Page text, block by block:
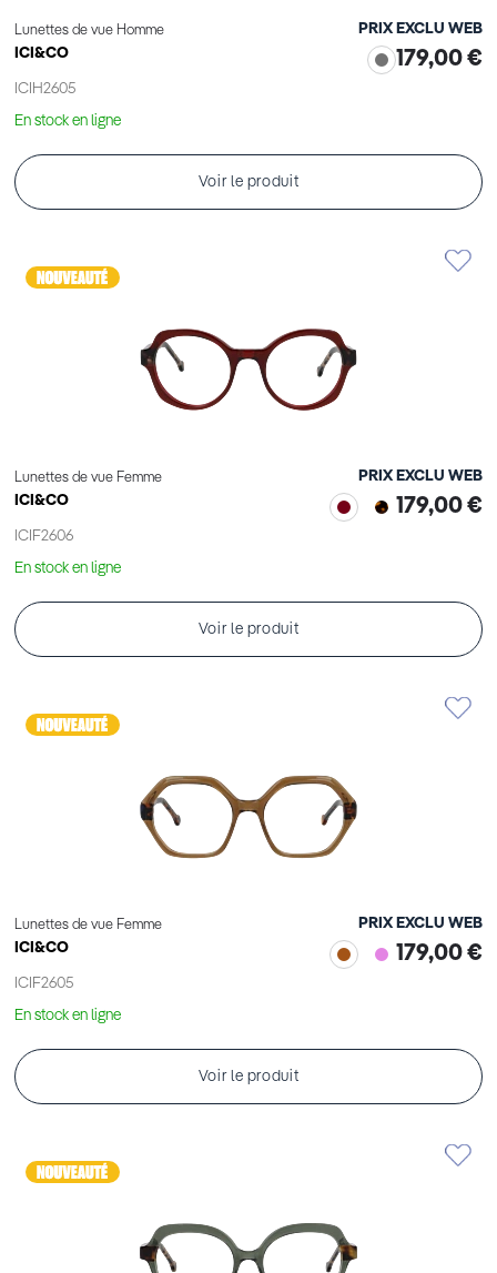
Lunettes de vue Homme
ICI&CO
ICIH2605
PRIX EXCLU WEB
179,00 €
En stock en ligne
Voir le produit
Lunettes de vue Femme
ICI&CO
ICIF2606
PRIX EXCLU WEB
179,00 €
En stock en ligne
Voir le produit
Lunettes de vue Femme
ICI&CO
ICIF2605
PRIX EXCLU WEB
179,00 €
En stock en ligne
Voir le produit